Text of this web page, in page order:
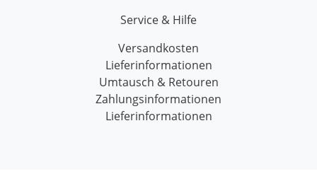
Service & Hilfe
Versandkosten
Lieferinformationen
Umtausch & Retouren
Zahlungsinformationen
Lieferinformationen